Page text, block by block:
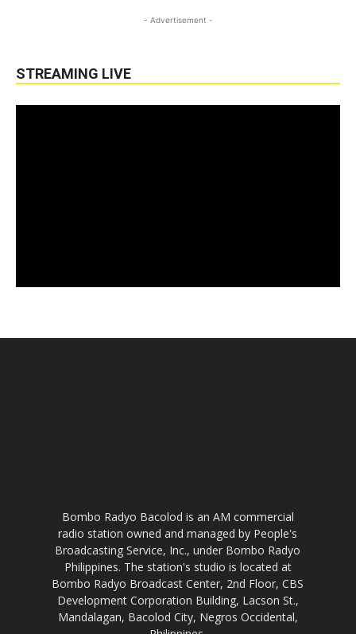
- Advertisement -
STREAMING LIVE
Bombo Radyo Bacolod is an AM commercial
radio station owned and managed by People's
Broadcasting Service, Inc., under Bombo Radyo
Philippines. The station's studio is located at
Bombo Radyo Broadcast Center, 2nd Floor, CBS
Development Corporation Building, Lacson St.,
Mandalagan, Bacolod City, Negros Occidental,